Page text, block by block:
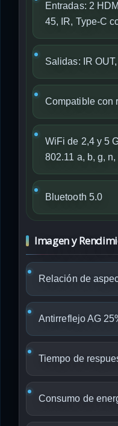
Entradas: 2
45, IR, Type-C
Salidas: IR
Compatible con
WiFi de 2,4 y 5
802.11 a, b, g, n,
Bluetooth 5.0
Imagen y
Relación de
Antirreflejo AG
Tiempo de
Consumo de